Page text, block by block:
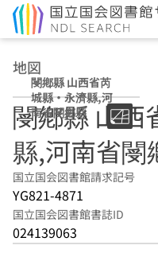
地図
閿鄕縣 山西省芮
城縣・永濟縣,河
南省閿鄕縣
閿鄕縣 山西
縣,河南省閿
国立国会図書館請求記号
YG821-4871
国立国会図書館書誌ID
024139063